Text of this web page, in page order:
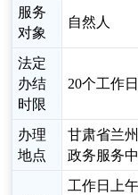
服务
对象
自然人
法定
办结
时限
20个工作日
办理
地点
甘肃省兰
政务服务
工作日上